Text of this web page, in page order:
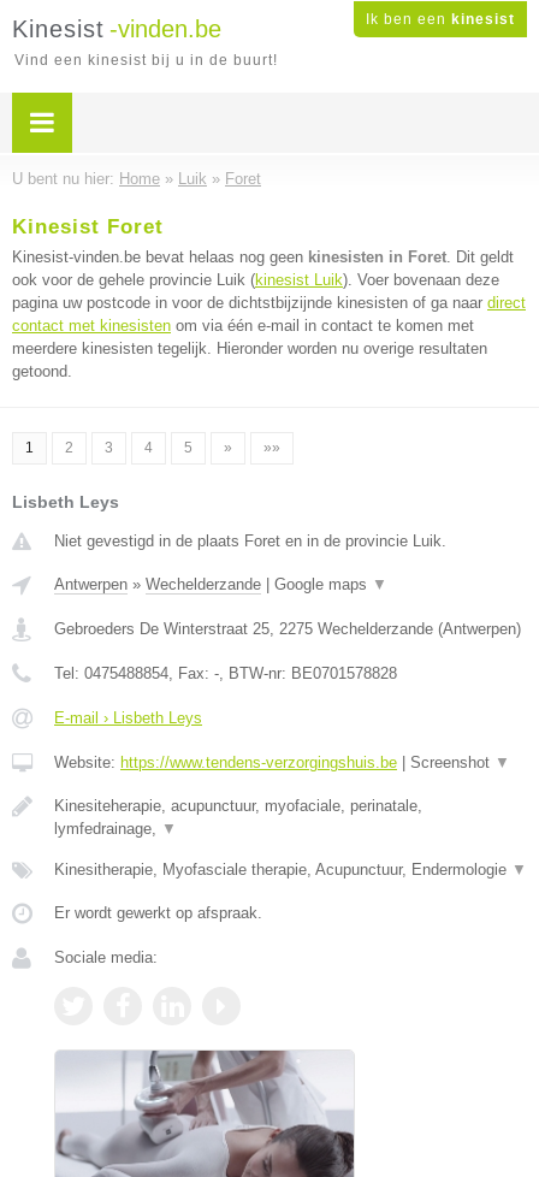
Ik ben een kinesist
Kinesist -vinden.be
Vind een kinesist bij u in de buurt!
U bent nu hier: Home » Luik » Foret
Kinesist Foret
Kinesist-vinden.be bevat helaas nog geen kinesisten in Foret. Dit geldt
ook voor de gehele provincie Luik (kinesist Luik). Voer bovenaan deze
pagina uw postcode in voor de dichtstbijzijnde kinesisten of ga naar direct
contact met kinesisten om via één e-mail in contact te komen met
meerdere kinesisten tegelijk. Hieronder worden nu overige resultaten
getoond.
1 2 3 4 5 » »»
Lisbeth Leys
Niet gevestigd in de plaats Foret en in de provincie Luik.
Antwerpen » Wechelderzande Google maps ▼
Gebroeders De Winterstraat 25, 2275 Wechelderzande (Antwerpen)
Tel: 0475488854, Fax: -, BTW-nr: BE0701578828
E-mail › Lisbeth Leys
Website: https://www.tendens-verzorgingshuis.be Screenshot ▼
Kinesiteherapie, acupunctuur, myofaciale, perinatale,
lymfedrainage, ▼
Kinesitherapie, Myofasciale therapie, Acupunctuur, Endermologie ▼
Er wordt gewerkt op afspraak.
Sociale media: